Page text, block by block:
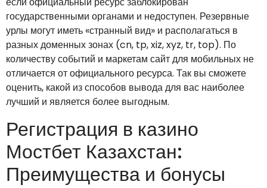
государственными органами и недоступен. Резервные
урлы могут иметь «странный вид» и располагаться в
разных доменных зонах (cn, tp, xiz, xyz, tr, top). По
количеству событий и маркетам сайт для мобильных не
отличается от официального ресурса. Так вы сможете
оценить, какой из способов вывода для вас наиболее
лучший и является более выгодным.
Регистрация в казино
Мостбет Казахстан:
Преимущества и бонусы